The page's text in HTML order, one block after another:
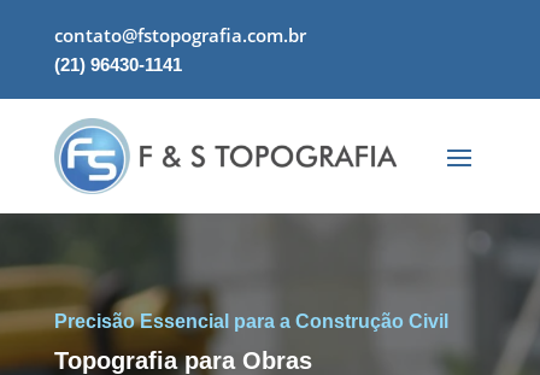
contato@fstopografia.com.br
(21) 96430-1141
Precisão Essencial para a Construção Civil
Topografia para Obras